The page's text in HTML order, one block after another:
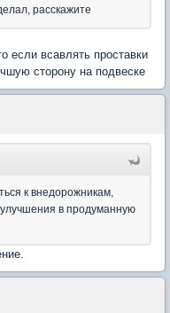
расскажите
если всавлять проставки
сторону на подвеске
к внедорожникам,
в продуманную